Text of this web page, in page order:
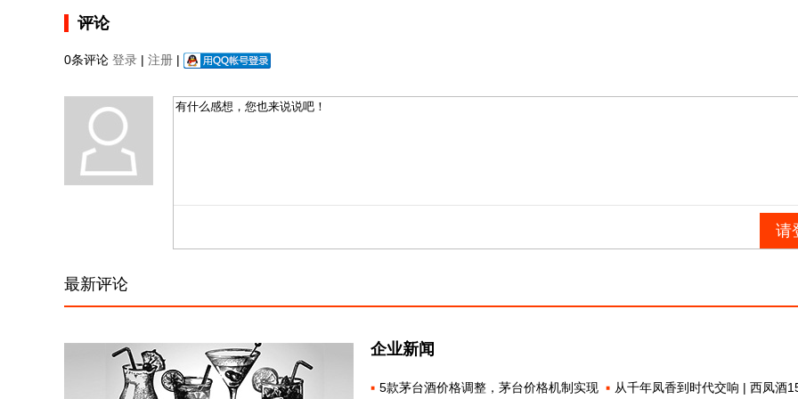
评论
0条评论 登录 | 注册 |
最新评论
企业新闻
5款茅台酒价格调整，茅台价格机制实现 从千年凤香到时代交响 | 西凤酒